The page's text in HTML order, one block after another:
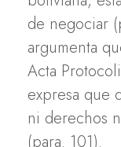
de negociar
argumenta
Acta
expresa que
ni derechos
(para. 101).